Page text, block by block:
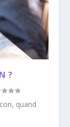
?
quand